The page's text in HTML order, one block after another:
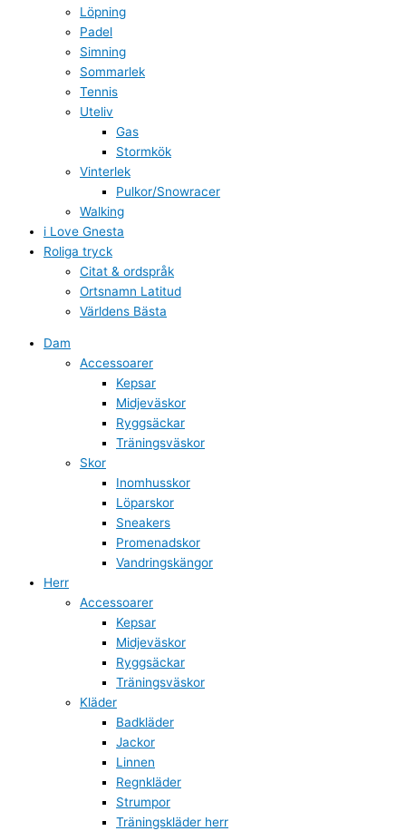
Löpning
Padel
Simning
Sommarlek
Tennis
Uteliv
Gas
Stormkök
Vinterlek
Pulkor/Snowracer
Walking
i Love Gnesta
Roliga tryck
Citat & ordspråk
Ortsnamn Latitud
Världens Bästa
Dam
Accessoarer
Kepsar
Midjeväskor
Ryggsäckar
Träningsväskor
Skor
Inomhusskor
Löparskor
Sneakers
Promenadskor
Vandringskängor
Herr
Accessoarer
Kepsar
Midjeväskor
Ryggsäckar
Träningsväskor
Kläder
Badkläder
Jackor
Linnen
Regnkläder
Strumpor
Träningskläder herr